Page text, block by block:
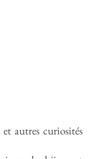
et autres curiosités